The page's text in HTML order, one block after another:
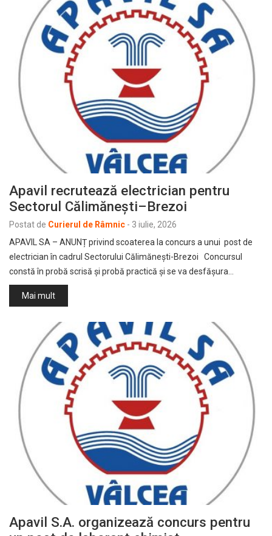
Apavil recrutează electrician pentru
Sectorul Călimănești–Brezoi
Postat de Curierul de Râmnic - 3 iulie, 2026
APAVIL SA – ANUNȚ privind scoaterea la concurs a unui post de
electrician în cadrul Sectorului Călimănești-Brezoi Concursul
constă în probă scrisă și probă practică și se va desfășura…
Mai mult
Apavil S.A. organizează concurs pentru